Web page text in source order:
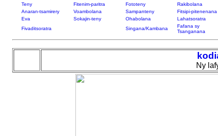
Teny Fitenim-paritra Fototeny
Rakibolana
Anaran-tsamirery
Voambolana Sampanteny
Fitsipi-pitenenana
Eva
Sokajin-teny Ohabolana
Lahatsoratra
Fivaditsoratra
Singana/Kambana
Fafana sy
Tsanganana
Ny